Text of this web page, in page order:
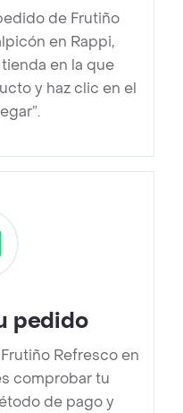
de Frutiño
en Rappi,
en la que
y haz clic en el
pedido
Refresco en
comprobar tu
de pago y